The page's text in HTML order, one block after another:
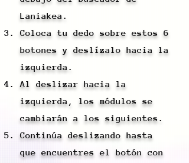
Laniakea.
Coloca tu dedo sobre estos 6
botones y deslízalo hacia la
izquierda.
Al deslizar hacia la
izquierda, los módulos se
cambiarán a los siguientes.
Continúa deslizando hasta
que encuentres el botón con